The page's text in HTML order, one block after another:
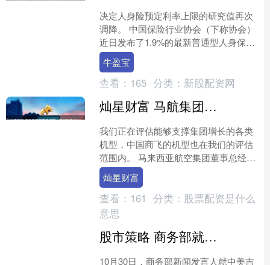
决定人身险预定利率上限的研究值再次
调降。 中国保险行业协会（下称协会）
近日发布了1.9%的最新普通型人身保险
产品预定利率研究值，这一水平较上一
季度的1.99%再....
牛盈宝
查看： 165 分类： 新股配资网
灿星财富 马航集团董事总经理：评估购买C919飞机的可行性
我们正在评估能够支撑集团增长的各类
机型，中国商飞的机型也在我们的评估
范围内。 马来西亚航空集团董事总经理
依占依斯迈（Izham Ismail）近日接受第
一财经记....
灿星财富
查看： 161 分类： 股票配资是什么
意思
股市策略 商务部就中美吉隆坡经贸磋商联合安排答记者问
10月30日，商务部新闻发言人就中美吉